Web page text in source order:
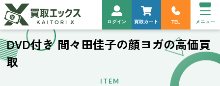
DVD付き 間々田佳子の顔ヨガの高価買
取
ITEM